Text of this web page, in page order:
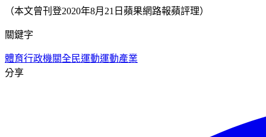
（本文曾刊登2020年8月21日蘋果網路報蘋評理）
關鍵字
體育行政機關全民運動運動產業
分享